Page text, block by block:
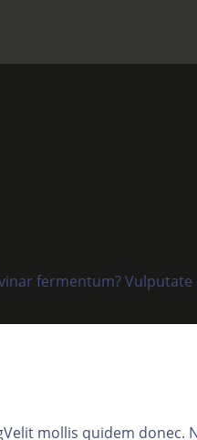
fermentum? Vulputate
mollis quidem donec.